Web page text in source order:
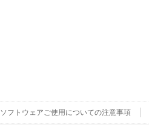
ソフトウェアご使用についての注意事項